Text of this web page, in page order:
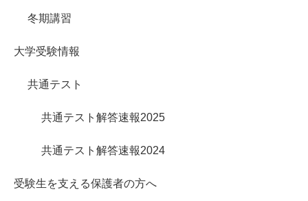
冬期講習
大学受験情報
共通テスト
共通テスト解答速報2025
共通テスト解答速報2024
受験生を支える保護者の方へ